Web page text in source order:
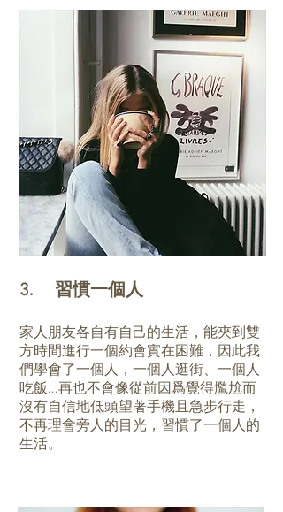
3. 習慣一個人
家人朋友各自有自己的生活，能夾到雙
方時間進行一個約會實在困難，因此我
們學會了一個人，一個人逛街、一個人
吃飯...再也不會像從前因爲覺得尷尬而
沒有自信地低頭望著手機且急步行走，
不再理會旁人的目光，習慣了一個人的
生活。